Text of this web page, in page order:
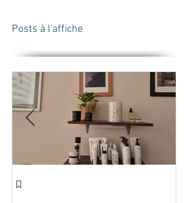
Posts à l'affiche